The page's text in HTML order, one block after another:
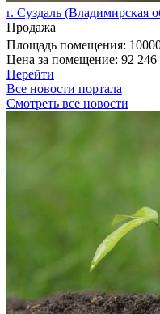
г. Суздаль (Владимирская
Продажа
Площадь помещения:
Цена за помещение: 92 246
Перейти
Все новости портала
Смотреть все новости